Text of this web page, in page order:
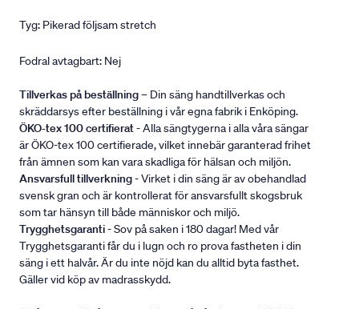
Tyg: Pikerad följsam stretch
Fodral avtagbart: Nej
Tillverkas på beställning– Din säng handtillverkas och
skräddarsys efter beställning i vår egna fabrik i Enköping.
ÖKO-tex 100 certifierat- Alla sängtygerna i alla våra sängar
är ÖKO-tex 100 certifierade, vilket innebär garanterad frihet
från ämnen som kan vara skadliga för hälsan och miljön.
Ansvarsfull tillverkning- Virket i din säng är av obehandlad
svensk gran och är kontrollerat för ansvarsfullt skogsbruk
som tar hänsyn till både människor och miljö.
Trygghetsgaranti- Sov på saken i 180 dagar! Med vår
Trygghetsgaranti får du i lugn och ro prova fastheten i din
säng i ett halvår. Är du inte nöjd kan du alltid byta fasthet.
Gäller vid köp av madrasskydd.